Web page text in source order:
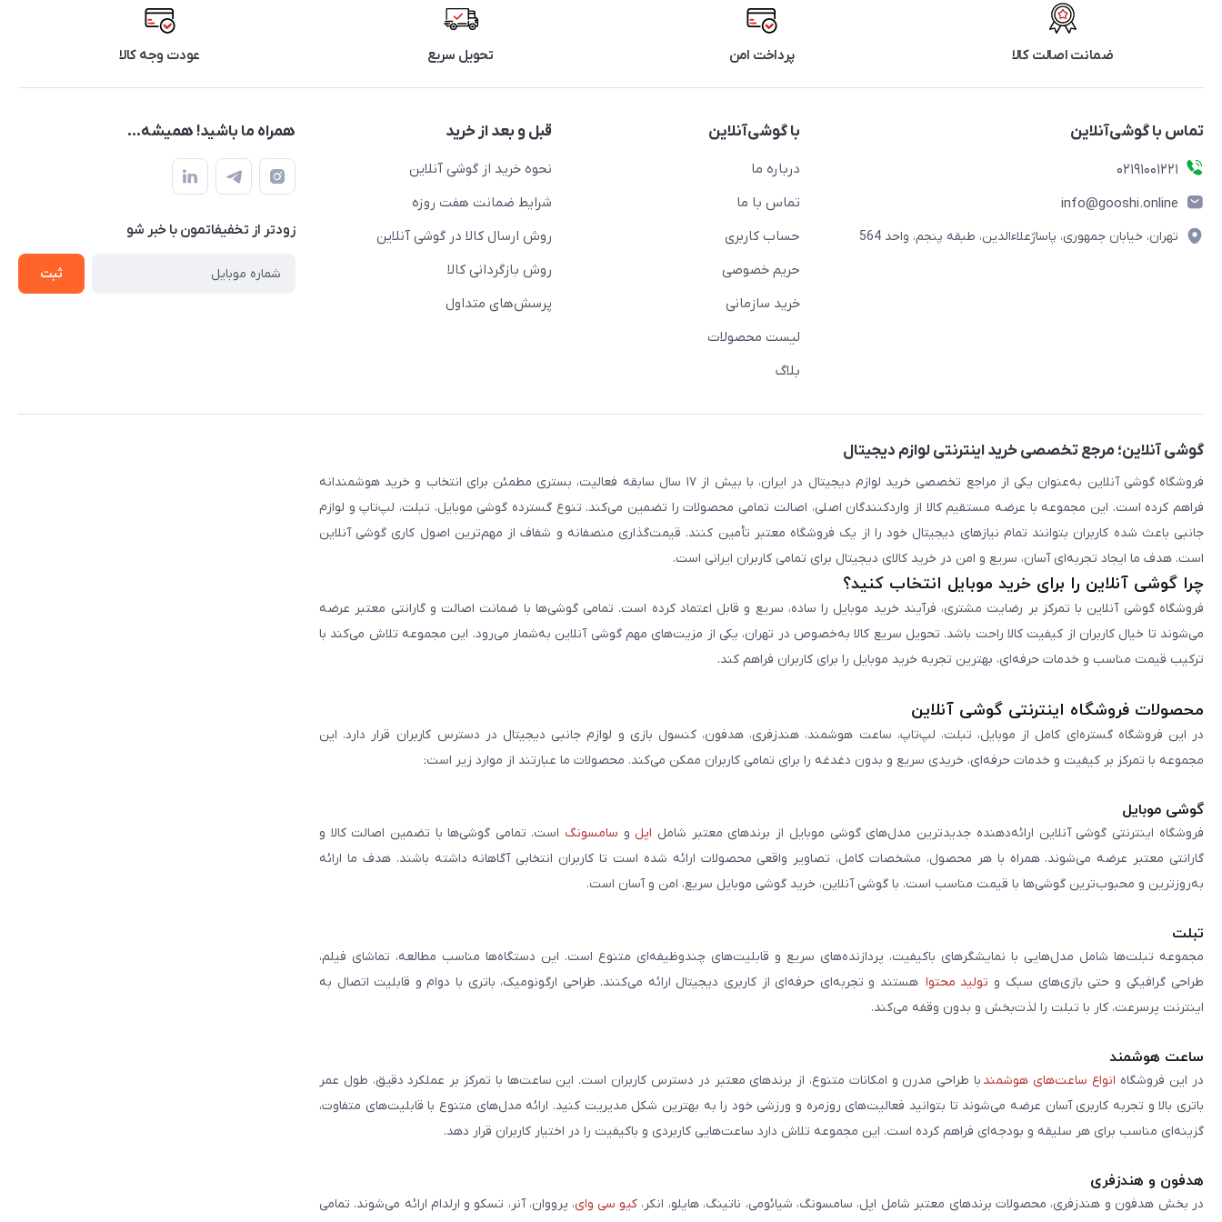
ضمانت اصالت کالا پرداخت امن تحویل سریع عودت وجه کالا
تماس با گوشی‌آنلاین
۰۲۱91001221
info@gooshi.online
تهران، خیابان جمهوری، پاساژعلاءالدین، طبقه پنجم، واحد 564
با گوشی‌آنلاین
درباره ما
تماس با ما
حساب کاربری
حریم خصوصی
خرید سازمانی
لیست محصولات
بلاگ
قبل و بعد از خرید
نحوه خرید از گوشی آنلاین
شرایط ضمانت هفت روزه
روش ارسال کالا در گوشی آنلاین
روش بازگردانی کالا
پرسش‌های متداول
همراه ما باشید! همیشه...
زودتر از تخفیفاتمون با خبر شو
ثبت
گوشی آنلاین؛ مرجع تخصصی خرید اینترنتی لوازم دیجیتال
فروشگاه گوشی آنلاین به‌عنوان یکی از مراجع تخصصی خرید لوازم دیجیتال در ایران، با بیش از ۱۷ سال سابقه فعالیت، بستری مطمئن برای انتخاب و خرید هوشمندانه
فراهم کرده است. این مجموعه با عرضه مستقیم کالا از واردکنندگان اصلی، اصالت تمامی محصولات را تضمین می‌کند. تنوع گسترده گوشی موبایل، تبلت، لپ‌تاپ و لوازم
جانبی باعث شده کاربران بتوانند تمام نیازهای دیجیتال خود را از یک فروشگاه معتبر تأمین کنند. قیمت‌گذاری منصفانه و شفاف از مهم‌ترین اصول کاری گوشی آنلاین
است. هدف ما ایجاد تجربه‌ای آسان، سریع و امن در خرید کالای دیجیتال برای تمامی کاربران ایرانی است.
چرا گوشی آنلاین را برای خرید موبایل انتخاب کنید؟
فروشگاه گوشی آنلاین با تمرکز بر رضایت مشتری، فرآیند خرید موبایل را ساده، سریع و قابل اعتماد کرده است. تمامی گوشی‌ها با ضمانت اصالت و گارانتی معتبر عرضه
می‌شوند تا خیال کاربران از کیفیت کالا راحت باشد. تحویل سریع کالا به‌خصوص در تهران، یکی از مزیت‌های مهم گوشی آنلاین به‌شمار می‌رود. این مجموعه تلاش می‌کند با
ترکیب قیمت مناسب و خدمات حرفه‌ای، بهترین تجربه خرید موبایل را برای کاربران فراهم کند.
محصولات فروشگاه اینترنتی گوشی آنلاین
در این فروشگاه گستره‌ای کامل از موبایل، تبلت، لپ‌تاپ، ساعت هوشمند، هندزفری، هدفون، کنسول بازی و لوازم جانبی دیجیتال در دسترس کاربران قرار دارد. این
مجموعه با تمرکز بر کیفیت و خدمات حرفه‌ای، خریدی سریع و بدون دغدغه را برای تمامی کاربران ممکن می‌کند. محصولات ما عبارتند از موارد زیر است:
گوشی موبایل
فروشگاه اینترنتی گوشی آنلاین ارائه‌دهنده جدیدترین مدل‌های گوشی موبایل از برندهای معتبر شامل اپل و سامسونگ است. تمامی گوشی‌ها با تضمین اصالت کالا و
گارانتی معتبر عرضه می‌شوند. همراه با هر محصول، مشخصات کامل، تصاویر واقعی محصولات ارائه شده است تا کاربران انتخابی آگاهانه داشته باشند. هدف ما ارائه
به‌روزترین و محبوب‌ترین گوشی‌ها با قیمت مناسب است. با گوشی آنلاین، خرید گوشی موبایل سریع، امن و آسان است.
تبلت
مجموعه تبلت‌ها شامل مدل‌هایی با نمایشگرهای باکیفیت، پردازنده‌های سریع و قابلیت‌های چندوظیفه‌ای متنوع است. این دستگاه‌ها مناسب مطالعه، تماشای فیلم،
طراحی گرافیکی و حتی بازی‌های سبک و تولید محتوا هستند و تجربه‌ای حرفه‌ای از کاربری دیجیتال ارائه می‌کنند. طراحی ارگونومیک، باتری با دوام و قابلیت اتصال به
اینترنت پرسرعت، کار با تبلت را لذت‌بخش و بدون وقفه می‌کند.
ساعت هوشمند
در این فروشگاه انواع ساعت‌های هوشمند با طراحی مدرن و امکانات متنوع، از برندهای معتبر در دسترس کاربران است. این ساعت‌ها با تمرکز بر عملکرد دقیق، طول عمر
باتری بالا و تجربه کاربری آسان عرضه می‌شوند تا بتوانید فعالیت‌های روزمره و ورزشی خود را به بهترین شکل مدیریت کنید. ارائه مدل‌های متنوع با قابلیت‌های متفاوت،
گزینه‌ای مناسب برای هر سلیقه و بودجه‌ای فراهم کرده است. این مجموعه تلاش دارد ساعت‌هایی کاربردی و باکیفیت را در اختیار کاربران قرار دهد.
هدفون و هندزفری
در بخش هدفون و هندزفری، محصولات برندهای معتبر شامل اپل، سامسونگ، شیائومی، ناتینگ، هایلو، انکر، کیو سی وای، پرووان، آنر، تسکو و ارلدام ارائه می‌شوند. تمامی